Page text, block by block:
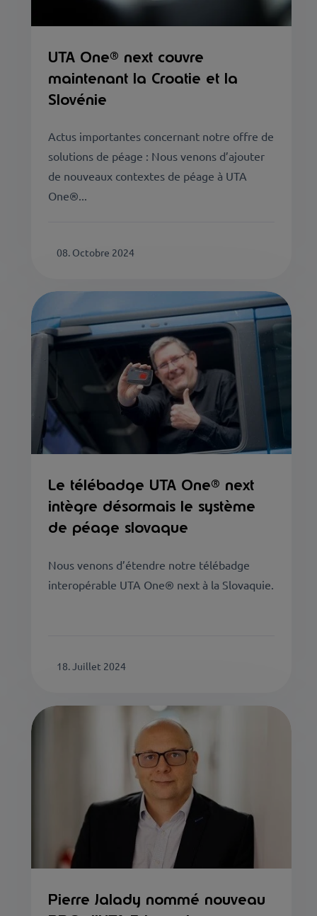
UTA One® next couvre
maintenant la Croatie et la
Slovénie
Actus importantes concernant notre offre de
solutions de péage : Nous venons d’ajouter
de nouveaux contextes de péage à UTA
One®...
08. Octobre 2024
Le télébadge UTA One® next
intègre désormais le système
de péage slovaque
Nous venons d’étendre notre télébadge
interopérable UTA One® next à la Slovaquie.
18. Juillet 2024
Pierre Jalady nommé nouveau